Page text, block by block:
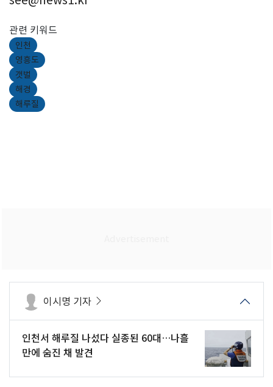
관련 키워드
인천
영흥도
갯벌
해경
해루질
이시명 기자
인천서 해루질 나섰다 실종된 60대…나흘
만에 숨진 채 발견